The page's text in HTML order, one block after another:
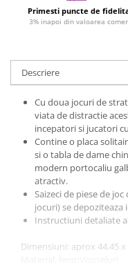
Jucarii cu alfabet
Jucarii cu cifre
Jucarii de motricitate
Jucarii fructe si legume
Puzzle-uri
Puzzle clasic
Puzzle incastru
Puzzle de podea
IQ puzzle
Jucarii bebelusi
Jucarii de baie
Zornaitoare
Primesti puncte de
3% inapoi din valoarea
Descriere
Cu doua jocuri de
viata de distractie
incepatori si jucatori
Contine o placa
si o tabla de dame
modern portocaliu
atractiv.
Saizeci de piese de
jocuri) se depoziteaza
Instructiuni detaliate
Dimensiuni: aprox 44.45 x